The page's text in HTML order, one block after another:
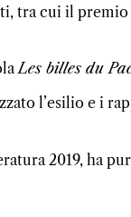
tra cui il premio
Les billes du
l’esilio e i
2019, ha